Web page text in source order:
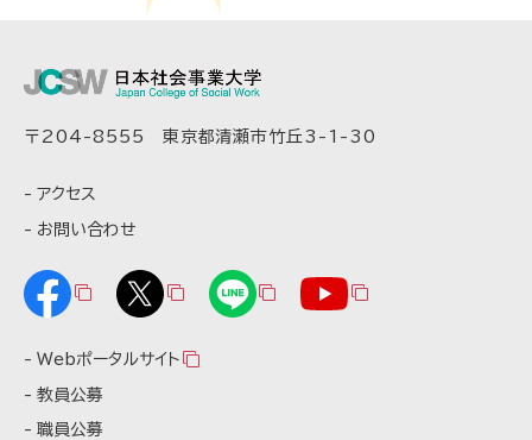
〒204-8555 東京都清瀬市竹丘3-1-30
アクセス
お問い合わせ
Webポータルサイト
教員公募
職員公募